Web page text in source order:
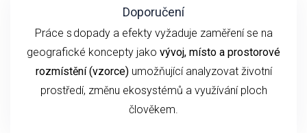
Doporučení
Práce s dopady a efekty vyžaduje zaměření se na
geografické koncepty jako vývoj, místo a prostorové
rozmístění (vzorce)umožňující analyzovat životní
prostředí, změnu ekosystémů a využívání ploch
člověkem.